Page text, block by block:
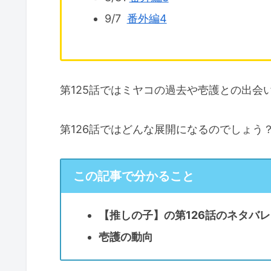
9/7 番外編4
第125話ではミヤコの過去や壱護との出会
第126話ではどんな展開になるのでしょう？
この記事で分かること
【推しの子】の第126話のネタバレ
壱護の動向